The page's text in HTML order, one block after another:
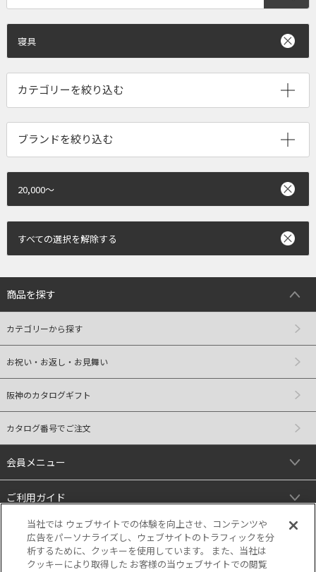
寝具
ブランドを絞り込む
20,000～
すべての選択を解除する
商品を探す
カテゴリーから探す
お祝い・お返し・お見舞い
阪神のカタログギフト
カタログ番号でご注文
会員メニュー
ご利用ガイド
リンク
当社では ウェブサイトでの体験を向上させ、コンテンツや
広告をパーソナライズし、ウェブサイトのトラフィックを分
析するために、クッキーを使用しています。 また、当社は
クッキーにより取得した お客様の当ウェブサイトでの閲覧